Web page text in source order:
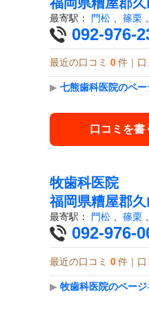
最寄駅： 門松 篠栗
092-976-
最近の口コミ 0 件｜口
▶ 七熊歯科医院のペー
口コミを書
牧歯科医院
福岡県糟屋郡
最寄駅： 門松 、 篠栗 、
092-976-
最近の口コミ 0 件｜口
▶ 牧歯科医院のページ